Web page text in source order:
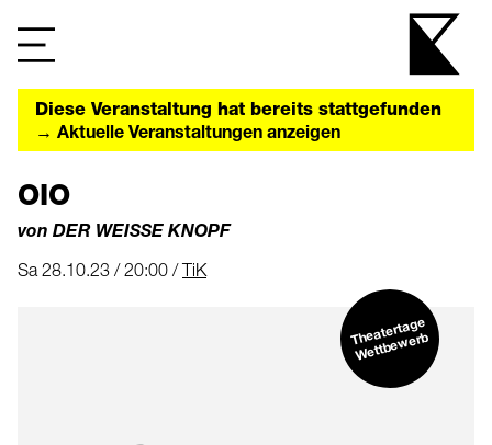
Diese Veranstaltung hat bereits stattgefunden
→ Aktuelle Veranstaltungen anzeigen
OIO
von DER WEISSE KNOPF
Sa 28.10.23 / 20:00 /TiK
Theatertage
Wettbe
werb